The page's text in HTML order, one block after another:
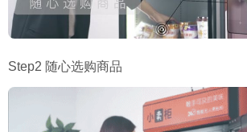
Step2 随心选购商品